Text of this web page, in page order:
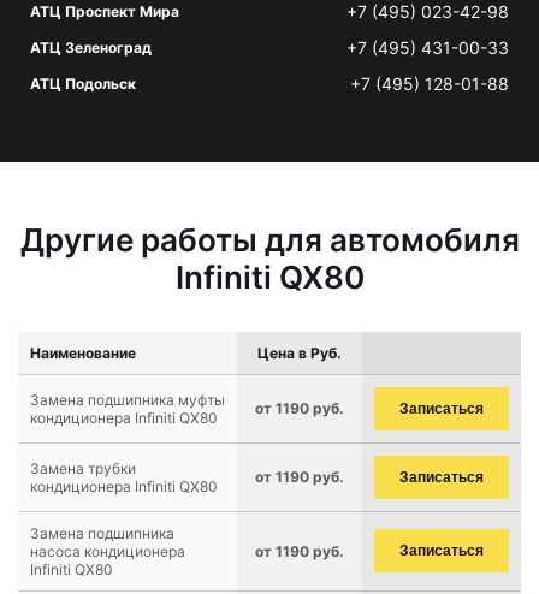
АТЦ Проспект Мира +7 (495) 023-42-98
АТЦ Зеленоград +7 (495) 431-00-33
АТЦ Подольск +7 (495) 128-01-88
Другие работы для автомобиля
Infiniti QX80
Наименование Цена в Руб.
Замена подшипника муфты
кондиционера Infiniti QX80
от 1190 руб. Записаться
Замена трубки
кондиционера Infiniti QX80
от 1190 руб. Записаться
Замена подшипника
насоса кондиционера
Infiniti QX80
от 1190 руб. Записаться